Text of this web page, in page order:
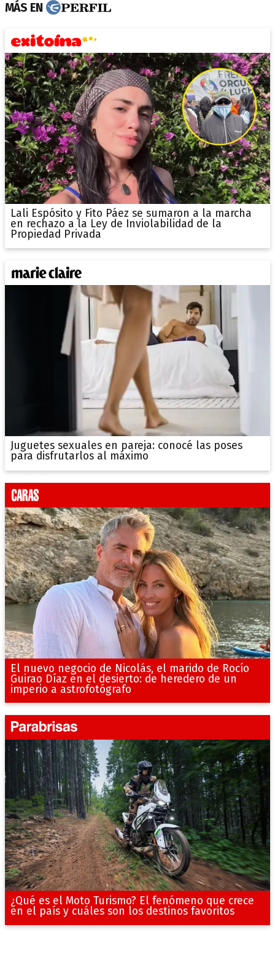
MÁS EN
Lali Espósito y Fito Páez se sumaron a la marcha
en rechazo a la Ley de Inviolabilidad de la
Propiedad Privada
Juguetes sexuales en pareja: conocé las poses
para disfrutarlos al máximo
El nuevo negocio de Nicolás, el marido de Rocío
Guirao Díaz en el desierto: de heredero de un
imperio a astrofotógrafo
¿Qué es el Moto Turismo? El fenómeno que crece
en el país y cuáles son los destinos favoritos